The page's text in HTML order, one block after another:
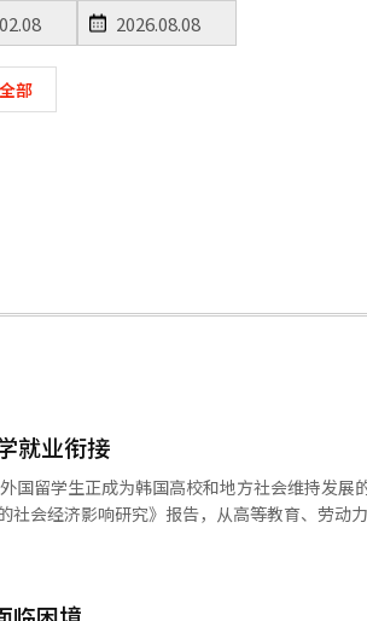
全部
就业衔接
国留学生正成为韩国高校和地方社会维持发展
结合首尔、釜山、庆尚北道庆山市、江原道等